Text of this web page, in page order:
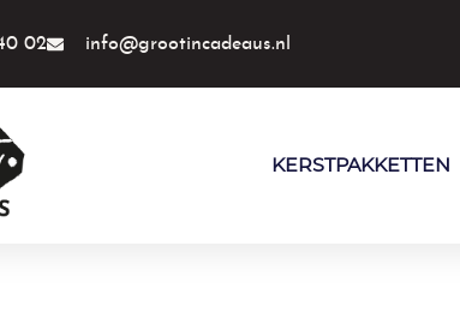
02 info@grootincadeaus.nl
KERSTPAKKETTEN